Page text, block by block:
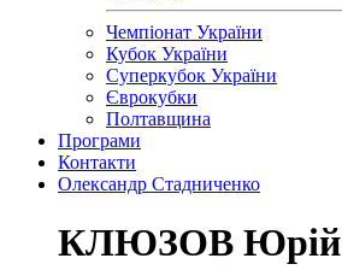
Чемпіонат України
Кубок України
Суперкубок України
Єврокубки
Полтавщина
Програми
Контакти
Олександр Стадниченко
КЛЮЗОВ Юрій